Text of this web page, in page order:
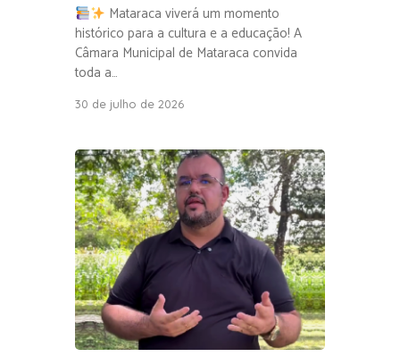
Mataraca viverá um momento
histórico para a cultura e a educação! A
Câmara Municipal de Mataraca convida
toda a…
30 de julho de 2026